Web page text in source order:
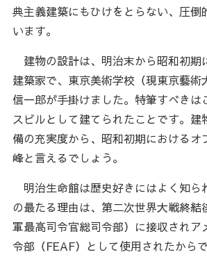
典主義建築にもひけをとらない、圧倒
います。
建物の設計は、明治末から昭和初期
建築家で、東京美術学校（現東京藝術
信一郎が手掛けました。特筆すべきは
スビルとして建てられたことです。建
備の充実度から、昭和初期におけるオ
峰と言えるでしょう。
明治生命館は歴史好きにはよく知ら
の最たる理由は、第二次世界大戦終結
軍最高司令官総司令部）に接収されア
令部（FEAF）として使用されたからで